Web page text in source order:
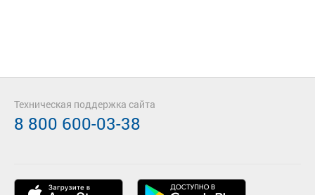
Техническая поддержка сайта
8 800 600-03-38